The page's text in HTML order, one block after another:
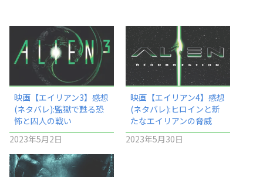
映画【エイリアン3】感想
(ネタバレ):監獄で甦る恐
怖と囚人の戦い
2023年5月2日
映画【エイリアン4】感想
(ネタバレ):ヒロインと新
たなエイリアンの脅威
2023年5月30日